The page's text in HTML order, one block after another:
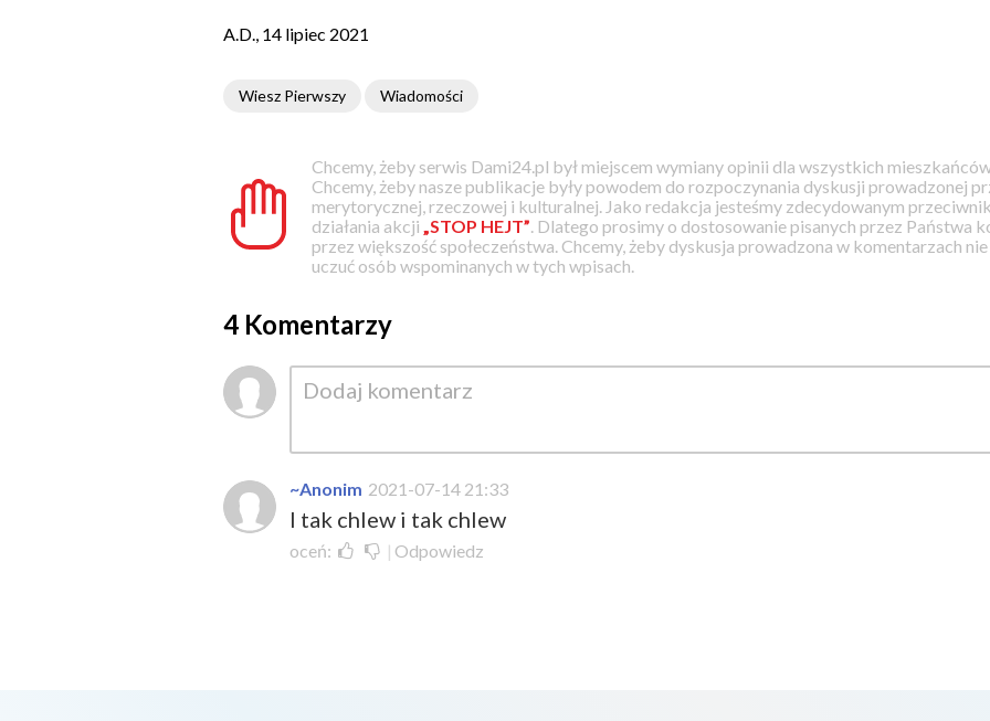
A.D., 14 lipiec 2021
Wiesz Pierwszy Wiadomości
Chcemy, żeby serwis Dami24.pl był miejscem wymiany opinii dla wszystkich
Chcemy, żeby nasze publikacje były powodem do rozpoczynania dyskusji prowadzonej
merytorycznej, rzeczowej i kulturalnej. Jako redakcja jesteśmy zdecydowanym
działania akcji „STOP HEJT” . Dlatego prosimy o dostosowanie pisanych przez Państwa
przez większość społeczeństwa. Chcemy, żeby dyskusja prowadzona w komentarzach
uczuć osób wspominanych w tych wpisach.
4 Komentarzy
~Anonim 2021-07-14 21:33
I tak chlew i tak chlew
oceń: | Odpowiedz